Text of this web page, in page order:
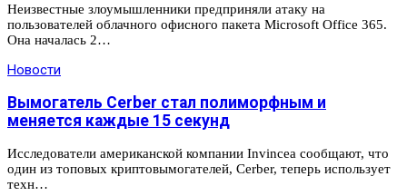
Неизвестные злоумышленники предприняли атаку на
пользователей облачного офисного пакета Microsoft Office 365.
Она началась 2…
Новости
Вымогатель Cerber стал полиморфным и
меняется каждые 15 секунд
Исследователи американской компании Invincea сообщают, что
один из топовых криптовымогателей, Cerber, теперь использует
техн…